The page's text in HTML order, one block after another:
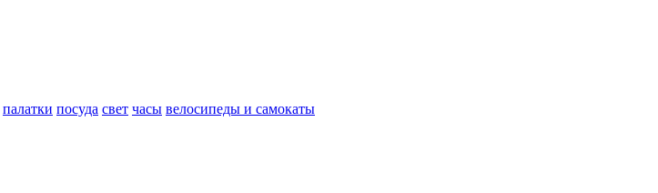
палатки посуда свет часы велосипеды и самокаты